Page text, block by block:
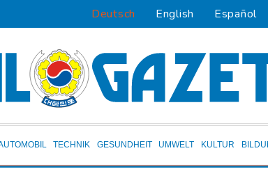
Deutsch English Español
TECHNIK GESUNDHEIT UMWELT KULTUR